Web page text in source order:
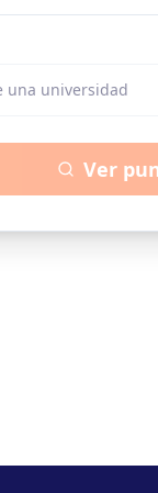
una universidad
Ver